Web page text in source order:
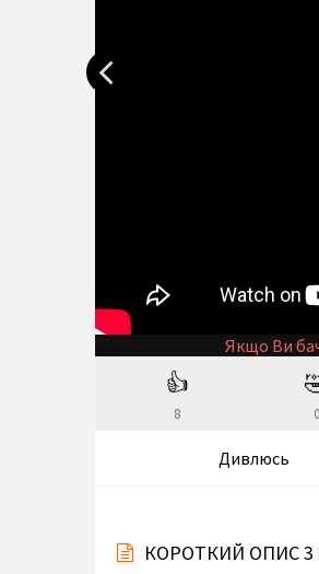
Якщо Ви
👍
8 0
Дивлюсь
КОРОТКИЙ ОПИС 3